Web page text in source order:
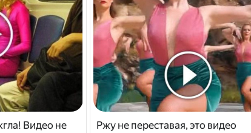
Видео не
Ржу не переставая, это видео